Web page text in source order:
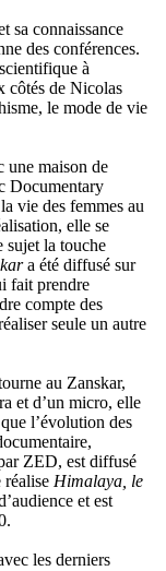
sa connaissance
des conférences.
à
côtés de Nicolas
le mode de vie
une maison de
Documentary
vie des femmes au
elle se
sujet la touche
a été diffusé sur
fait prendre
compte des
seule un autre
au Zanskar,
et d’un micro, elle
l’évolution des
ZED, est diffusé
réalise Himalaya, le
et est
les derniers